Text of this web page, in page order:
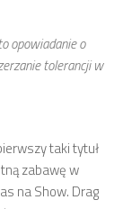
opowiadanie o
tolerancji w
taki tytuł
zabawę w
na Show. Drag